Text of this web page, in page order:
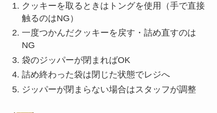
クッキーを取るときはトングを使用（手で直接
触るのはNG）
一度つかんだクッキーを戻す・詰め直すのは
NG
袋のジッパーが閉まればOK
詰め終わった袋は閉じた状態でレジへ
ジッパーが閉まらない場合はスタッフが調整